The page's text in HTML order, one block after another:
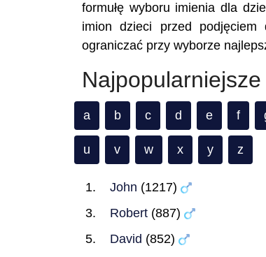
formułę wyboru imienia dla
imion dzieci przed
ograniczać przy wyborze
a b c d e f
u v w x y z
John (1217)
Robert (887)
David (852)